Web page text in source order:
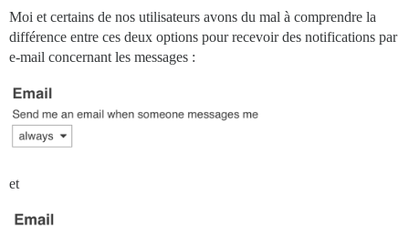
Moi et certains de nos utilisateurs avons du mal à comprendre la
différence entre ces deux options pour recevoir des notifications par
e-mail concernant les messages :
et